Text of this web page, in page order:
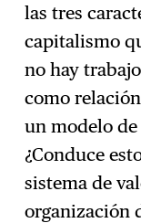
las tres
capitalismo
no hay
como
un modelo
¿Conduce
sistema de
organización